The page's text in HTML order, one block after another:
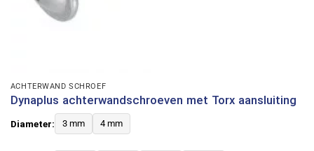
ACHTERWAND SCHROEF
Dynaplus achterwandschroeven met Torx aansluiting
Diameter: 3 mm 4 mm